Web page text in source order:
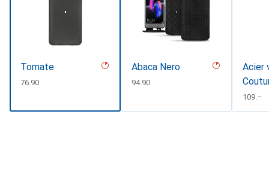
Tomate
CHF
76.90
Abaca Nero
CHF
94.90
Acier
CHF
109.–